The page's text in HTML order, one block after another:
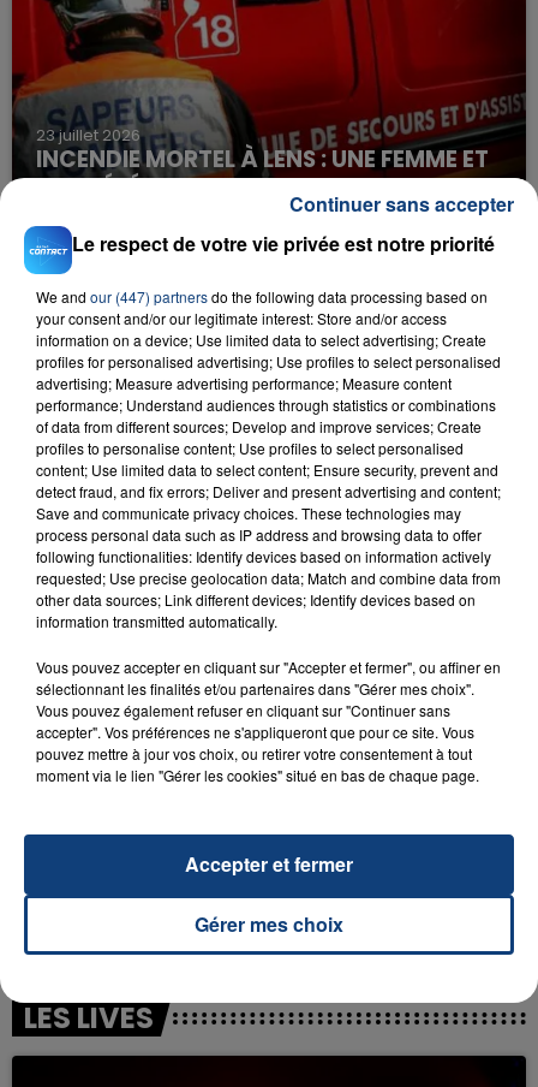
23 juillet 2026
INCENDIE MORTEL À LENS : UNE FEMME ET
SON BÉBÉ ENTRE LA VIE ET LA...
Un homme s'est immolé par le feu après avoir
aspergé sa compagne et leur bébé de trois mois
d'un liquide inflammable.
20 juillet 2026
UNE ADOLESCENTE DEVANT SE FAIRE
OPÉRER DE LA CHEVILLE RESSORT DE LA...
La famille a porté plainte contre la clinique qui a
reconnu sa responsabilité et présenté ses
excuses.
TITRES DIFFUSÉS
20h49
20h49
ADELE CASTILLON
20h46
20h46
LES LIVES
Le respect de votre vie privée est notre priorité
We and our (447) partnersdo the following data processing based on
your consent and/or our legitimate interest: Store and/or access
information on a device; Use limited data to select advertising; Create
profiles for personalised advertising; Use profiles to select personalised
advertising; Measure advertising performance; Measure content
performance; Understand audiences through statistics or combinations
of data from different sources; Develop and improve services; Create
profiles to personalise content; Use profiles to select personalised
content; Use limited data to select content; Ensure security, prevent and
detect fraud, and fix errors; Deliver and present advertising and content;
Save and communicate privacy choices. These technologies may
process personal data such as IP address and browsing data to offer
following functionalities: Identify devices based on information actively
requested; Use precise geolocation data; Match and combine data from
other data sources; Link different devices; Identify devices based on
information transmitted automatically.
Vous pouvez accepter en cliquant sur "Accepter et fermer", ou affiner en
sélectionnant les finalités et/ou partenaires dans "Gérer mes choix".
Vous pouvez également refuser en cliquant sur "Continuer sans
accepter". Vos préférences ne s'appliqueront que pour ce site. Vous
pouvez mettre à jour vos choix, ou retirer votre consentement à tout
moment via le lien "Gérer les cookies" situé en bas de chaque page.
Gérer mes choix
Accepter et fermer
Continuer sans accepter